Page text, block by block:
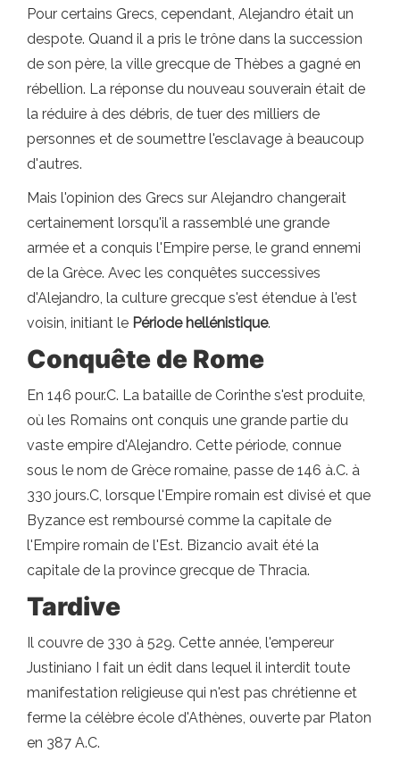
Pour certains Grecs, cependant, Alejandro était un
despote. Quand il a pris le trône dans la succession
de son père, la ville grecque de Thèbes a gagné en
rébellion. La réponse du nouveau souverain était de
la réduire à des débris, de tuer des milliers de
personnes et de soumettre l'esclavage à beaucoup
d'autres.
Mais l'opinion des Grecs sur Alejandro changerait
certainement lorsqu'il a rassemblé une grande
armée et a conquis l'Empire perse, le grand ennemi
de la Grèce. Avec les conquêtes successives
d'Alejandro, la culture grecque s'est étendue à l'est
voisin, initiant le Période hellénistique.
Conquête de Rome
En 146 pour.C. La bataille de Corinthe s'est produite,
où les Romains ont conquis une grande partie du
vaste empire d'Alejandro. Cette période, connue
sous le nom de Grèce romaine, passe de 146 à.C. à
330 jours.C, lorsque l'Empire romain est divisé et que
Byzance est remboursé comme la capitale de
l'Empire romain de l'Est. Bizancio avait été la
capitale de la province grecque de Thracia.
Tardive
Il couvre de 330 à 529. Cette année, l'empereur
Justiniano I fait un édit dans lequel il interdit toute
manifestation religieuse qui n'est pas chrétienne et
ferme la célèbre école d'Athènes, ouverte par Platon
en 387 A.C.